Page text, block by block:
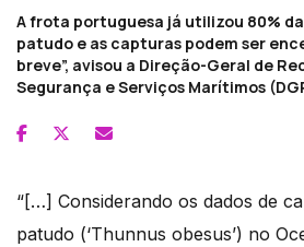
A frota portuguesa já utilizou 80%
patudo e as capturas podem ser
breve”, avisou a Direção-Geral de
Segurança e Serviços Marítimos
“[…] Considerando os dados de
patudo (‘Thunnus obesus’) no